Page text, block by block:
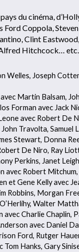
du cinéma,
Ford Coppola,
Clint
Alfred Hitchcock…
Welles, Joseph
Martin Balsam,
Forman avec Jack
avec Robert De
Travolta, Samuel
Stewart, Donna
De Niro, Ray
Perkins, Janet
avec Robert
et Gene Kelly avec
Robbins, Morgan
Walter
avec Charlie
avec Daniel
Ford, Rutger
Tom Hanks, Gary